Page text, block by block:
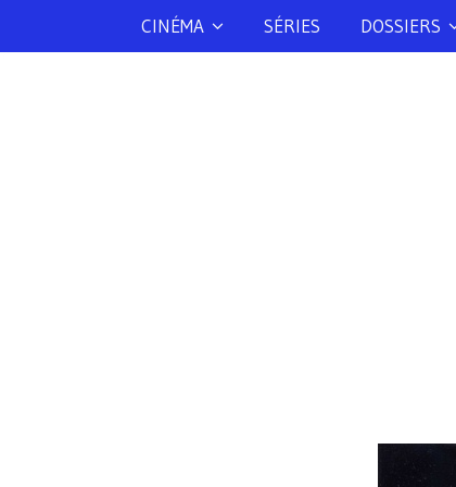
CINÉMA SÉRIES DOSSIERS